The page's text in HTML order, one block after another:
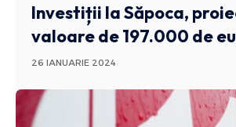
Investiții la Săpoca,
valoare de 197.000 de
26 IANUARIE 2024